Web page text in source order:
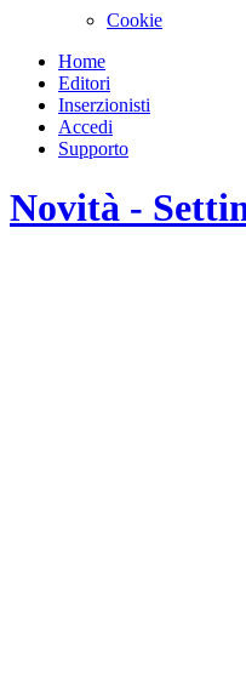
Cookie
Home
Editori
Inserzionisti
Accedi
Supporto
Novità -